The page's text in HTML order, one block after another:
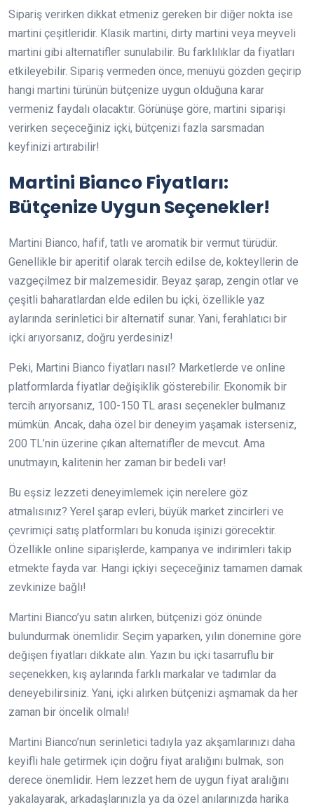
Sipariş verirken dikkat etmeniz gereken bir diğer nokta ise
martini çeşitleridir. Klasik martini, dirty martini veya meyveli
martini gibi alternatifler sunulabilir. Bu farklılıklar da fiyatları
etkileyebilir. Sipariş vermeden önce, menüyü gözden geçirip
hangi martini türünün bütçenize uygun olduğuna karar
vermeniz faydalı olacaktır. Görünüşe göre, martini siparişi
verirken seçeceğiniz içki, bütçenizi fazla sarsmadan
keyfinizi artırabilir!
Martini Bianco Fiyatları:
Bütçenize Uygun Seçenekler!
Martini Bianco, hafif, tatlı ve aromatik bir vermut türüdür.
Genellikle bir aperitif olarak tercih edilse de, kokteyllerin de
vazgeçilmez bir malzemesidir. Beyaz şarap, zengin otlar ve
çeşitli baharatlardan elde edilen bu içki, özellikle yaz
aylarında serinletici bir alternatif sunar. Yani, ferahlatıcı bir
içki arıyorsanız, doğru yerdesiniz!
Peki, Martini Bianco fiyatları nasıl? Marketlerde ve online
platformlarda fiyatlar değişiklik gösterebilir. Ekonomik bir
tercih arıyorsanız, 100-150 TL arası seçenekler bulmanız
mümkün. Ancak, daha özel bir deneyim yaşamak isterseniz,
200 TL’nin üzerine çıkan alternatifler de mevcut. Ama
unutmayın, kalitenin her zaman bir bedeli var!
Bu eşsiz lezzeti deneyimlemek için nerelere göz
atmalısınız? Yerel şarap evleri, büyük market zincirleri ve
çevrimiçi satış platformları bu konuda işinizi görecektir.
Özellikle online siparişlerde, kampanya ve indirimleri takip
etmekte fayda var. Hangi içkiyi seçeceğiniz tamamen damak
zevkinize bağlı!
Martini Bianco’yu satın alırken, bütçenizi göz önünde
bulundurmak önemlidir. Seçim yaparken, yılın dönemine göre
değişen fiyatları dikkate alın. Yazın bu içki tasarruflu bir
seçenekken, kış aylarında farklı markalar ve tadımlar da
deneyebilirsiniz. Yani, içki alırken bütçenizi aşmamak da her
zaman bir öncelik olmalı!
Martini Bianco’nun serinletici tadıyla yaz akşamlarınızı daha
keyifli hale getirmek için doğru fiyat aralığını bulmak, son
derece önemlidir. Hem lezzet hem de uygun fiyat aralığını
yakalayarak, arkadaşlarınızla ya da özel anılarınızda harika